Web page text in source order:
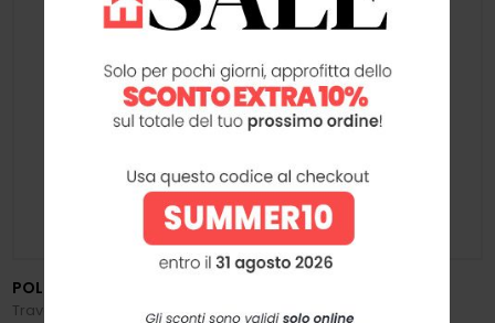
POLO RALPH LAUREN
Traveler Swim
Traveler Swim